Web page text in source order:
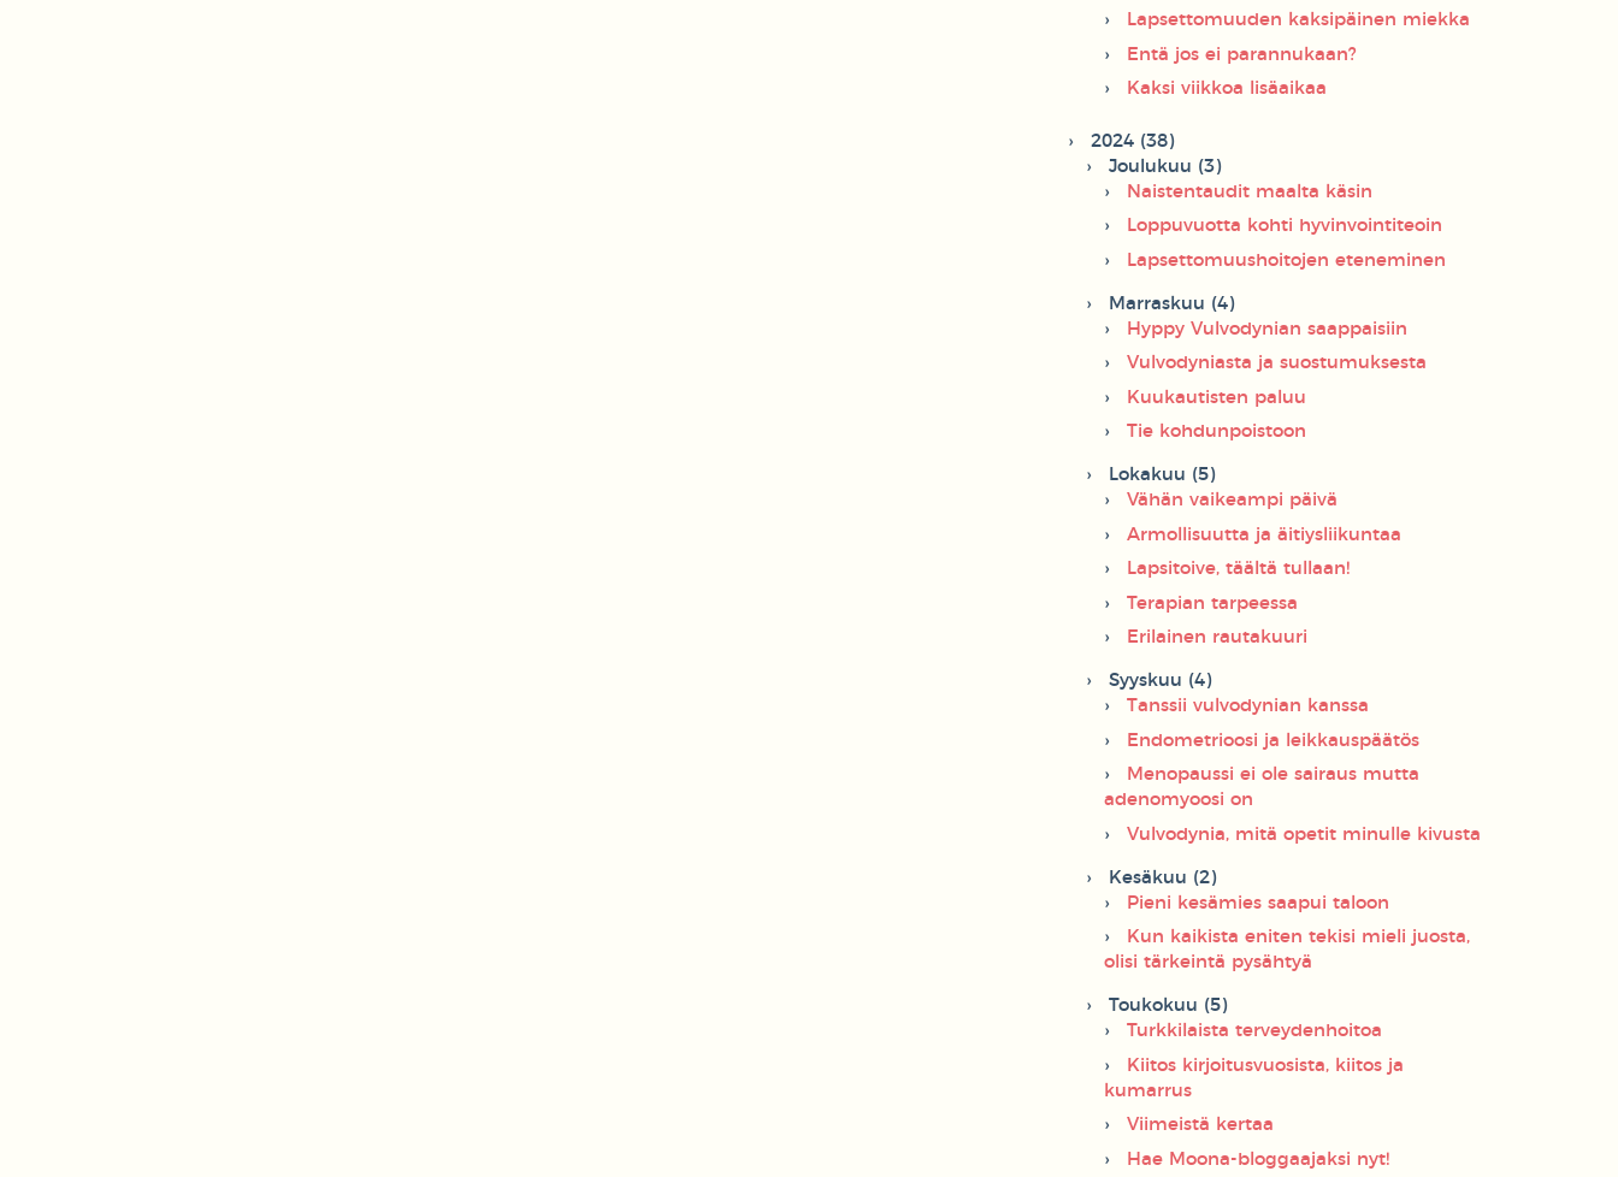
Lapsettomuuden kaksipäinen miekka
Entä jos ei parannukaan?
Kaksi viikkoa lisäaikaa
2024 (38)
Joulukuu (3)
Naistentaudit maalta käsin
Loppuvuotta kohti hyvinvointiteoin
Lapsettomuushoitojen eteneminen
Marraskuu (4)
Hyppy Vulvodynian saappaisiin
Vulvodyniasta ja suostumuksesta
Kuukautisten paluu
Tie kohdunpoistoon
Lokakuu (5)
Vähän vaikeampi päivä
Armollisuutta ja äitiysliikuntaa
Lapsitoive, täältä tullaan!
Terapian tarpeessa
Erilainen rautakuuri
Syyskuu (4)
Tanssii vulvodynian kanssa
Endometrioosi ja leikkauspäätös
Menopaussi ei ole sairaus mutta
adenomyoosi on
Vulvodynia, mitä opetit minulle kivusta
Kesäkuu (2)
Pieni kesämies saapui taloon
Kun kaikista eniten tekisi mieli juosta,
olisi tärkeintä pysähtyä
Toukokuu (5)
Turkkilaista terveydenhoitoa
Kiitos kirjoitusvuosista, kiitos ja
kumarrus
Viimeistä kertaa
Hae Moona-bloggaajaksi nyt!